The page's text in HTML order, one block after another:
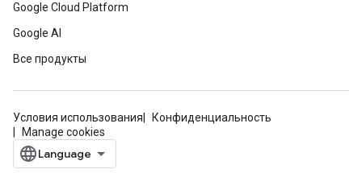
Google Cloud Platform
Google AI
Все продукты
Условия использования
Конфиденциальность
Manage cookies